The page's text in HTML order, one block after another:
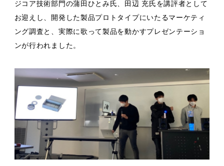
ジコア技術部門の蒲田ひとみ氏、田辺 充氏を講評者として
お迎えし、開発した製品プロトタイプにいたるマーケティ
ング調査と、実際に歌って製品を動かすプレゼンテーショ
ンが行われました。